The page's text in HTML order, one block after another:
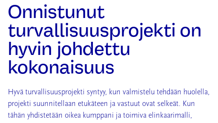
Onnistunut
turvallisuusprojekti on
hyvin johdettu
kokonaisuus
Hyvä turvallisuusprojekti syntyy, kun valmistelu tehdään huolella,
projekti suunnitellaan etukäteen ja vastuut ovat selkeät. Kun
tähän yhdistetään oikea kumppani ja toimiva elinkaarimalli,